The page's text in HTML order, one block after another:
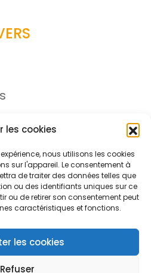
les cookies
nous utilisons les cookies
sur l'appareil. Le consentement à
de traiter des données telles que
ou des identifiants uniques sur ce
ou de retirer son consentement peut
caractéristiques et fonctions.
les cookies
Refuser
Tous droits